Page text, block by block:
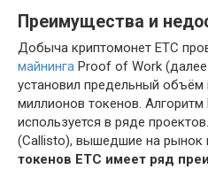
Преимущества и
Добыча криптомонет ETC
майнинга Proof of Work
установил предельный объём
миллионов токенов. Алгоритм
используется в ряде
(Callisto), вышедшие на рынок
токенов ETC имеет ряд